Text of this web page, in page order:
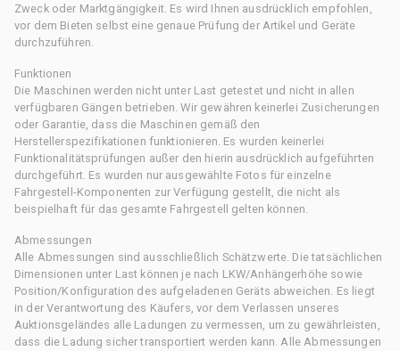
Zweck oder Marktgängigkeit. Es wird Ihnen ausdrücklich empfohlen,
vor dem Bieten selbst eine genaue Prüfung der Artikel und Geräte
durchzuführen.
Funktionen
Die Maschinen werden nicht unter Last getestet und nicht in allen
verfügbaren Gängen betrieben. Wir gewähren keinerlei Zusicherungen
oder Garantie, dass die Maschinen gemäß den
Herstellerspezifikationen funktionieren. Es wurden keinerlei
Funktionalitätsprüfungen außer den hierin ausdrücklich aufgeführten
durchgeführt. Es wurden nur ausgewählte Fotos für einzelne
Fahrgestell-Komponenten zur Verfügung gestellt, die nicht als
beispielhaft für das gesamte Fahrgestell gelten können.
Abmessungen
Alle Abmessungen sind ausschließlich Schätzwerte. Die tatsächlichen
Dimensionen unter Last können je nach LKW/Anhängerhöhe sowie
Position/Konfiguration des aufgeladenen Geräts abweichen. Es liegt
in der Verantwortung des Käufers, vor dem Verlassen unseres
Auktionsgeländes alle Ladungen zu vermessen, um zu gewährleisten,
dass die Ladung sicher transportiert werden kann. Alle Abmessungen